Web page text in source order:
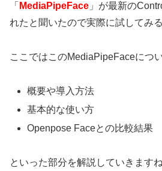
「 MediaPipeFace 」が最新の
れたと聞いたので実際に試してみ
ここではこのMediaPipeFaceにつ
概要や導入方法
基本的な使い方
Openpose Faceとの比較結果
といった部分を解説していきますね